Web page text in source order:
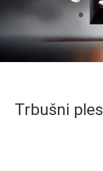
Trbušni